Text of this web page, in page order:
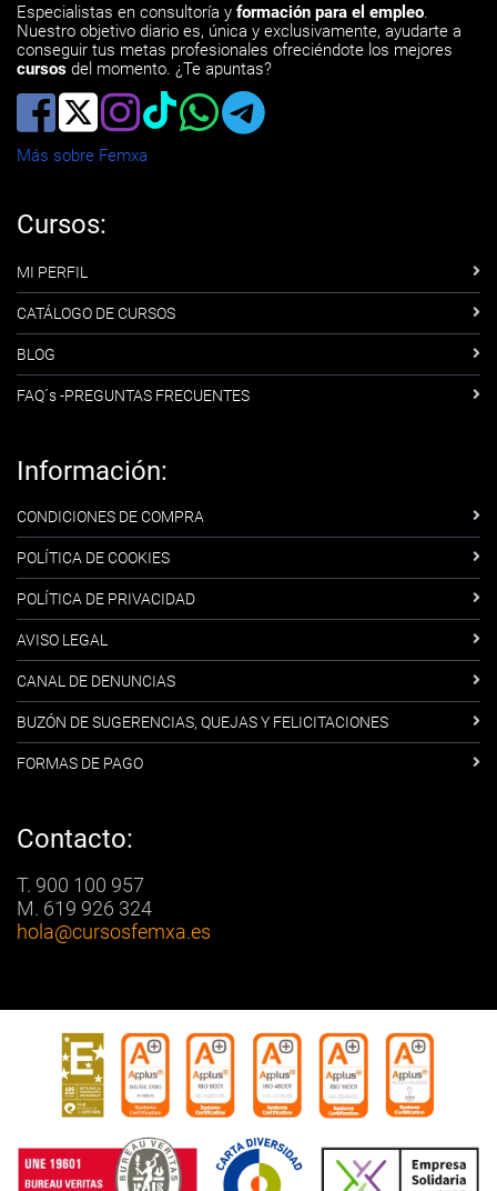
Especialistas en consultoría y formación para el empleo.
Nuestro objetivo diario es, única y exclusivamente, ayudarte a
conseguir tus metas profesionales ofreciéndote los mejores
cursos del momento. ¿Te apuntas?
Más sobre Femxa
Cursos:
MI PERFIL
CATÁLOGO DE CURSOS
BLOG
FAQ´s -PREGUNTAS FRECUENTES
Información:
CONDICIONES DE COMPRA
POLÍTICA DE COOKIES
POLÍTICA DE PRIVACIDAD
AVISO LEGAL
CANAL DE DENUNCIAS
BUZÓN DE SUGERENCIAS, QUEJAS Y FELICITACIONES
FORMAS DE PAGO
Contacto:
T. 900 100 957
M. 619 926 324
hola@cursosfemxa.es